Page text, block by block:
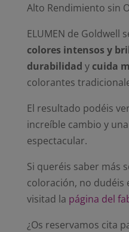
Alto Rendimiento sin
ELUMEN de Goldwell
colores intensos y
durabilidad y cuida
colorantes
El resultado podéis
increíble cambio y
espectacular.
Si queréis saber más
coloración, no dudéis
visitad la página del
¿Os reservamos cita